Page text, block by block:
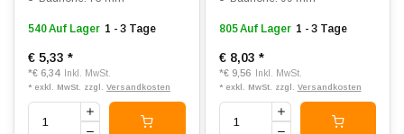
540 Auf Lager 1 - 3 Tage
€ 5,33 *
*€ 6,34 Inkl. MwSt.
* exkl. MwSt. zzgl. Versandkosten
805 Auf Lager 1 - 3 Tage
€ 8,03 *
*€ 9,56 Inkl. MwSt.
* exkl. MwSt. zzgl. Versandkosten